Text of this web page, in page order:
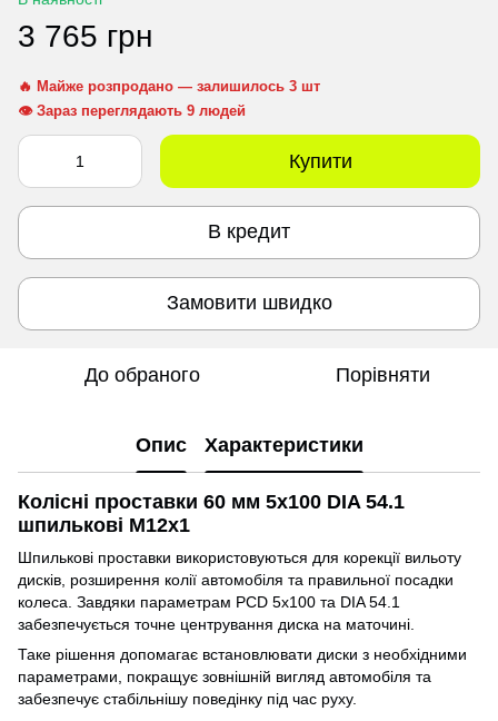
3 765 грн
🔥 Майже розпродано — залишилось 3 шт
👁 Зараз переглядають 9 людей
Купити
В кредит
Замовити швидко
До обраного Порівняти
Опис Характеристики
Колісні проставки 60 мм 5x100 DIA 54.1
шпилькові M12x1
Шпилькові проставки використовуються для корекції вильоту
дисків, розширення колії автомобіля та правильної посадки
колеса. Завдяки параметрам PCD 5x100 та DIA 54.1
забезпечується точне центрування диска на маточині.
Таке рішення допомагає встановлювати диски з необхідними
параметрами, покращує зовнішній вигляд автомобіля та
забезпечує стабільнішу поведінку під час руху.